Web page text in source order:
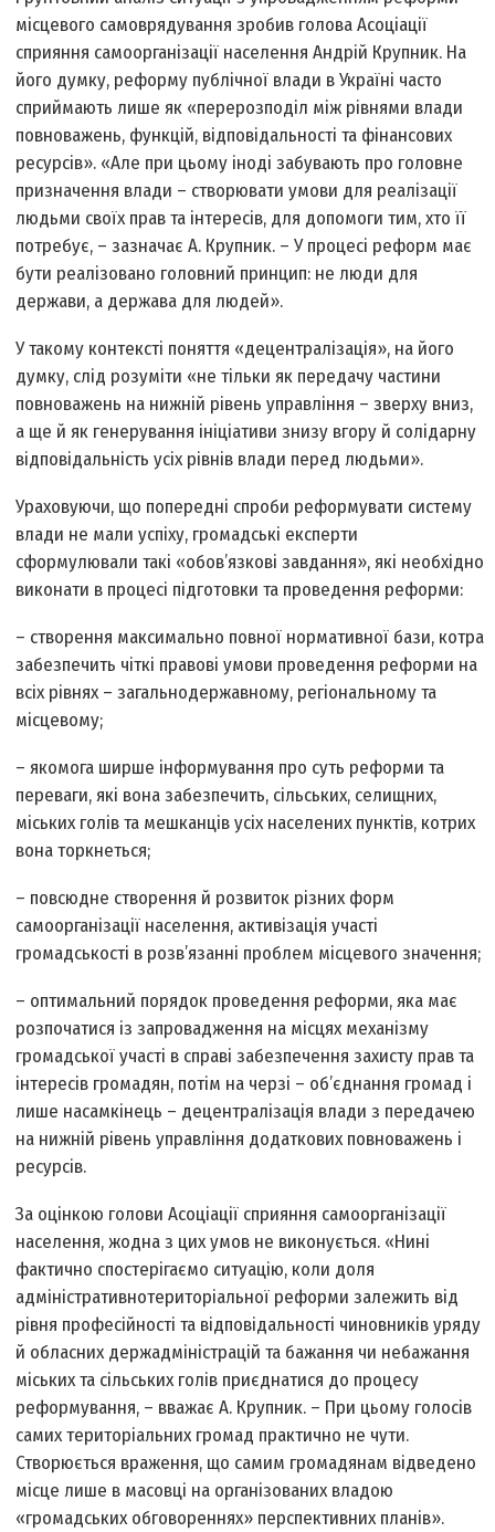
місцевого самоврядування зробив голова Асоціації
сприяння самоорганізації населення Андрій Крупник. На
його думку, реформу публічної влади в Україні часто
сприймають лише як «перерозподіл між рівнями влади
повноважень, функцій, відповідальності та фінансових
ресурсів». «Але при цьому іноді забувають про головне
призначення влади – створювати умови для реалізації
людьми своїх прав та інтересів, для допомоги тим, хто її
потребує, – зазначає А. Крупник. – У процесі реформ має
бути реалізовано голов­ний принцип: не люди для
держави, а держава для людей».
У такому контексті поняття «децентралізація», на його
думку, слід розуміти «не тільки як передачу частини
повноважень на нижній рівень управління – зверху вниз,
а ще й як генерування ініціативи знизу вгору й солідарну
відповідальність усіх рівнів влади перед людьми».
Ураховуючи, що попередні спроби реформувати систему
влади не мали успіху, громадські експерти
сформулювали такі «обов’язкові завдання», які необхідно
виконати в процесі підготовки та проведення реформи:
– створення максимально пов­ної нормативної бази, котра
забезпечить чіткі правові умови проведення реформи на
всіх рівнях – загальнодержавному, регіональному та
місцевому;
– якомога ширше інформування про суть реформи та
переваги, які вона забезпечить, сільських, селищних,
міських голів та мешканців усіх населених пунктів, котрих
вона торкнеться;
– повсюдне створення й розвиток різних форм
самоорганізації населення, активізація участі
громадськості в розв’язанні проблем місцевого значення;
– оптимальний порядок проведення реформи, яка має
розпочатися із запровадження на місцях механізму
громадської участі в справі забезпечення захисту прав та
інтересів громадян, потім на черзі – об’єднання громад і
лише насамкінець – децентралізація влади з передачею
на нижній рівень управління додаткових повноважень і
ресурсів.
За оцінкою голови Асоціації сприяння самоорганізації
населення, жодна з цих умов не виконується. «Нині
фактично спостерігаємо ситуацію, коли доля
адміністративно­територіальної реформи залежить від
рівня професійності та відповідальності чиновників уряду
й обласних держадміністрацій та бажання чи небажання
міських та сільських голів приєднатися до процесу
реформування, – вважає А. Крупник. – При цьому голосів
самих територіальних громад практично не чути.
Створюється враження, що самим громадянам відведено
місце лише в масовці на організованих владою
«громадських обговореннях» перспективних планів».